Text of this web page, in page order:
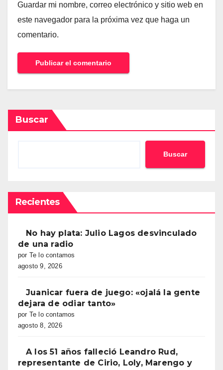
Guardar mi nombre, correo electrónico y sitio web en
este navegador para la próxima vez que haga un
comentario.
Buscar
Buscar
Recientes
No hay plata: Julio Lagos desvinculado
de una radio
por Te lo contamos
agosto 9, 2026
Juanicar fuera de juego: «ojalá la gente
dejara de odiar tanto»
por Te lo contamos
agosto 8, 2026
A los 51 años falleció Leandro Rud,
representante de Cirio, Loly, Marengo y